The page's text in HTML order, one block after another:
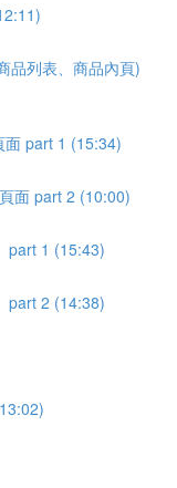
品列表、商品內頁)
面 part 1 (15:34)
面 part 2 (10:00)
part 1 (15:43)
part 2 (14:38)